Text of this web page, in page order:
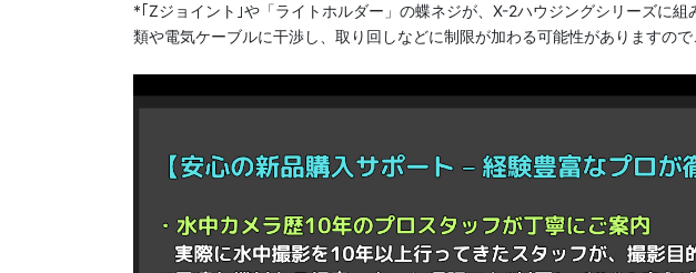
*｢Zジョイント｣や「ライトホルダー」の蝶ネジが、X-2ハウジングシリーズに組
類や電気ケーブルに干渉し、取り回しなどに制限が加わる可能性がありますので